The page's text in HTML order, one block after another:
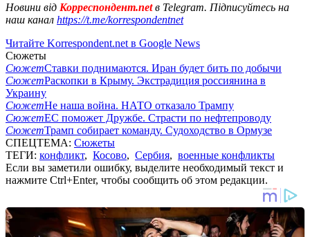
Новини від Корреспондент.netв Telegram. Підписуйтесь на
наш канал https://t.me/korrespondentnet
Читайте Korrespondent.net в Google News
Сюжеты
СюжетСтавки поднимаются. Иран будет бить по добычи
СюжетРаскопки в Крыму. Экстрадиция россиянина в
Украину
СюжетНе наша война. НАТО отказало Трампу
СюжетЕС поможет Дружбе. Страсти по нефтепроводу
СюжетТрамп собирает команду. Судоходство в Ормузе
СПЕЦТЕМА: Сюжеты
ТЕГИ: конфликт, Косово, Сербия, военные конфликты
Если вы заметили ошибку, выделите необходимый текст и
нажмите Ctrl+Enter, чтобы сообщить об этом редакции.